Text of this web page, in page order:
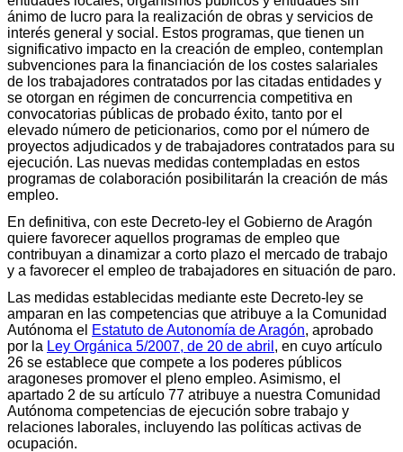
ánimo de lucro para la realización de obras y servicios de
interés general y social. Estos programas, que tienen un
significativo impacto en la creación de empleo, contemplan
subvenciones para la financiación de los costes salariales
de los trabajadores contratados por las citadas entidades y
se otorgan en régimen de concurrencia competitiva en
convocatorias públicas de probado éxito, tanto por el
elevado número de peticionarios, como por el número de
proyectos adjudicados y de trabajadores contratados para su
ejecución. Las nuevas medidas contempladas en estos
programas de colaboración posibilitarán la creación de más
empleo.
En definitiva, con este Decreto-ley el Gobierno de Aragón
quiere favorecer aquellos programas de empleo que
contribuyan a dinamizar a corto plazo el mercado de trabajo
y a favorecer el empleo de trabajadores en situación de paro.
Las medidas establecidas mediante este Decreto-ley se
amparan en las competencias que atribuye a la Comunidad
Autónoma el Estatuto de Autonomía de Aragón, aprobado
por la Ley Orgánica 5/2007, de 20 de abril , en cuyo artículo
26 se establece que compete a los poderes públicos
aragoneses promover el pleno empleo. Asimismo, el
apartado 2 de su artículo 77 atribuye a nuestra Comunidad
Autónoma competencias de ejecución sobre trabajo y
relaciones laborales, incluyendo las políticas activas de
ocupación.